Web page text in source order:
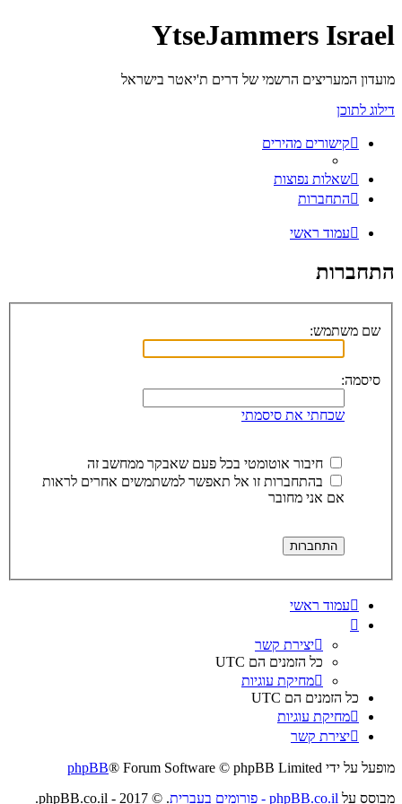
YtseJammers Israel
מועדון המעריצים הרשמי של דרים ת'יאטר בישראל
דילוג לתוכן
קישורים מהירים
שאלות נפוצות
התחברות
עמוד ראשי
התחברות
שם משתמש:
סיסמה:
שכחתי את סיסמתי
חיבור אוטומטי בכל פעם שאבקר ממחשב זה
בהתחברות זו אל תאפשר למשתמשים אחרים לראות
אם אני מחובר
עמוד ראשי
יצירת קשר
כל הזמנים הם UTC
מחיקת עוגיות
כל הזמנים הם UTC
מחיקת עוגיות
יצירת קשר
מופעל על ידי phpBB® Forum Software © phpBB Limited
מבוסס על phpBB.co.il - פורומים בעברית . © 2017 - phpBB.co.il.